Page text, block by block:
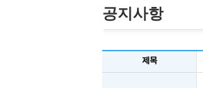
공지사항
제목